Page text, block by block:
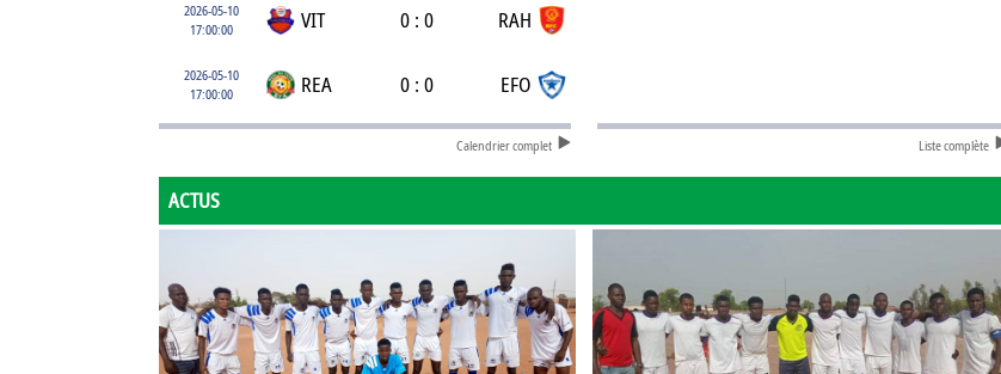
2026-05-10
17:00:00
VIT 0 : 0 RAH
2026-05-10
17:00:00
REA 0 : 0 EFO
Calendrier complet Liste complète
ACTUS